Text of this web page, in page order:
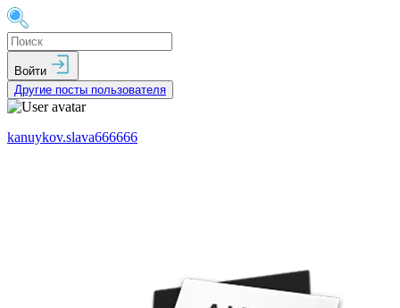
Войти
Другие посты пользователя
kanuykov.slava666666